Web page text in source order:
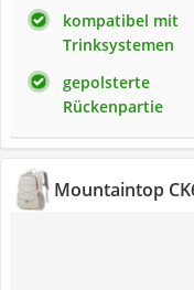
kompatibel mit
Trinksystemen
gepolsterte
Rückenpartie
Mountaintop